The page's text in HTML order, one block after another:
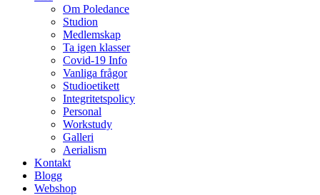
Om Poledance
Studion
Medlemskap
Ta igen klasser
Covid-19 Info
Vanliga frågor
Studioetikett
Integritetspolicy
Personal
Workstudy
Galleri
Aerialism
Kontakt
Blogg
Webshop